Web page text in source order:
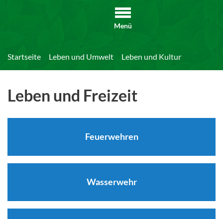
Menü
Startseite Leben und Umwelt Leben und Kultur
Leben und Freizeit
Feuerwehren
Wasserwehr